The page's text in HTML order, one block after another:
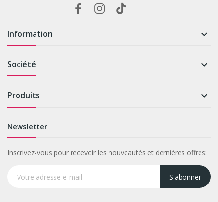
Information 
Société 
Produits 
Newsletter
Inscrivez-vous pour recevoir les nouveautés et dernières offres:
S'abonner